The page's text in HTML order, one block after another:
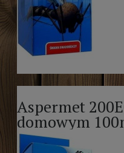
Aspermet
domowym